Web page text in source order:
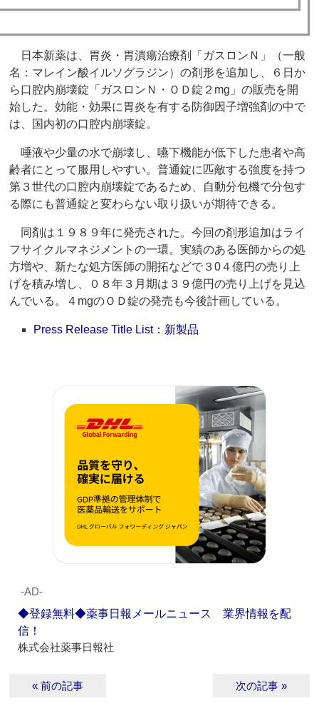
日本新薬は、胃炎・胃潰瘍治療剤「ガスロンＮ」（一般
名：マレイン酸イルソグラジン）の剤形を追加し、６日か
ら口腔内崩壊錠「ガスロンＮ・ＯＤ錠２mg」の販売を開
始した。効能・効果に胃炎を有する防御因子増強剤の中で
は、国内初の口腔内崩壊錠。
唾液や少量の水で崩壊し、嚥下機能が低下した患者や高
齢者にとって服用しやすい。普通錠に匹敵する強度を持つ
第３世代の口腔内崩壊錠であるため、自動分包機で分包す
る際にも普通錠と変わらない取り扱いが期待できる。
同剤は１９８９年に発売された。今回の剤形追加はライ
フサイクルマネジメントの一環。実績のある医師からの処
方増や、新たな処方医師の開拓などで３0４億円の売り上
げを積み増し、０８年３月期は３９億円の売り上げを見込
んでいる。４mgのＯＤ錠の発売も今後計画している。
Press Release Title List：新製品
‐AD‐
◆登録無料◆薬事日報メールニュース 業界情報を配
信！
株式会社薬事日報社
« 前の記事 次の記事 »